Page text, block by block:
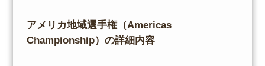
アメリカ地域選手権（Americas
Championship）の詳細内容